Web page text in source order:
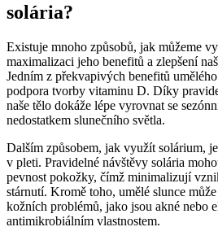
solária?
Existuje ​mnoho ⁣způsobů,⁢ jak můžeme
maximalizaci jeho benefitů a zlepšení
Jedním z překvapivých‌ benefitů
podpora tvorby vitaminu D. Díky
naše​ tělo dokáže lépe vyrovnat ‍se⁣
nedostatkem slunečního světla.
Dalším způsobem, jak využít solárium,
v pleti. Pravidelné návštěvy solária⁣
pevnost pokožky, čímž minimalizují⁣
stárnutí. Kromě toho, umělé slunce
kožních problémů, jako jsou akné⁢ nebo
antimikrobiálním vlastnostem.